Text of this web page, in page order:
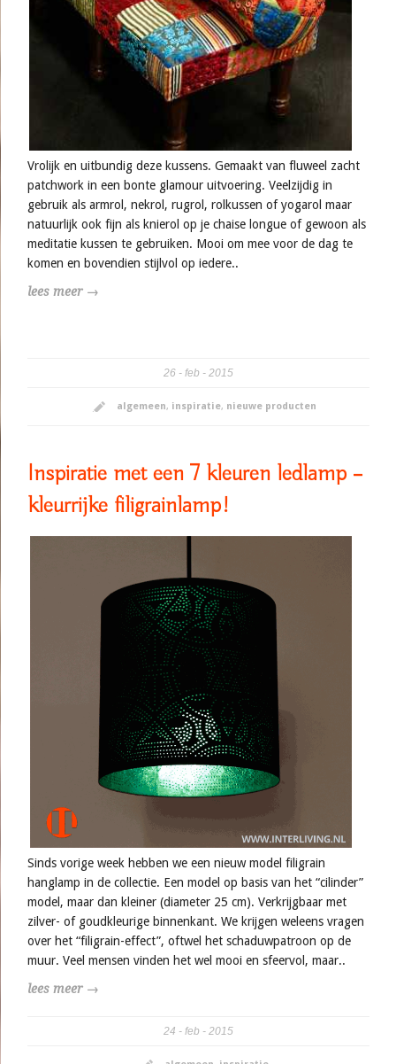
Vrolijk en uitbundig deze kussens. Gemaakt van fluweel zacht
patchwork in een bonte glamour uitvoering. Veelzijdig in
gebruik als armrol, nekrol, rugrol, rolkussen of yogarol maar
natuurlijk ook fijn als knierol op je chaise longue of gewoon als
meditatie kussen te gebruiken. Mooi om mee voor de dag te
komen en bovendien stijlvol op iedere..
lees meer →
26 feb 2015
algemeen, inspiratie, nieuwe producten
Inspiratie met een 7 kleuren ledlamp –
kleurrijke filigrainlamp!
Sinds vorige week hebben we een nieuw model filigrain
hanglamp in de collectie. Een model op basis van het “cilinder”
model, maar dan kleiner (diameter 25 cm). Verkrijgbaar met
zilver- of goudkleurige binnenkant. We krijgen weleens vragen
over het “filigrain-effect”, oftwel het schaduwpatroon op de
muur. Veel mensen vinden het wel mooi en sfeervol, maar..
lees meer →
24 feb 2015